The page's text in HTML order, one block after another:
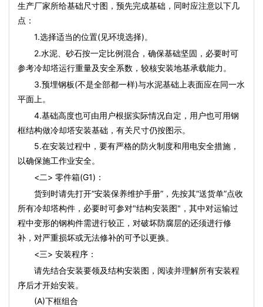
生产厂家所给基础尺寸图，预先完成基础，同时应注意以下几
点：
1.选择适当的位置(见环境选择)。
2.水泥、砂石按一定比例混合，确保基础坚固，必要时可
参考冷却塔运行重量及安全系数，较核安装地基承载能力。
3.预埋钢板(不是全部都一样)与水泥基础上表面应在同一水
平面上。
4.基础高度也可由用户根据实际情况自定，用户也可用钢
框结构做冷却塔安装基础，有关尺寸仍按图示。
5.在安装过程中，要有严格的防火制度和用电安全措施，
以确保施工作业安全。
<二> 零件箱(G1)：
货到时请先打开“安装保养维护手册”，先按其“送货单”点收
所有冷却塔构件，必要时可参对"结构安装图"，其中对运输过
程中变形的钢构件需进行较正，对破坏防腐层的还须进行修
补，对严重损坏或无法修补的可予以更换。
<三> 安装程序：
请先结合安装要领及结构安装图，阅读并理解所有安装程
序后才开始安装。
(A)下框组合